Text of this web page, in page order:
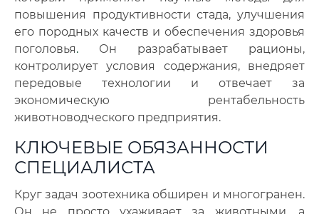
повышения продуктивности стада, улучшения
его породных качеств и обеспечения здоровья
поголовья. Он разрабатывает рационы,
контролирует условия содержания, внедряет
передовые технологии и отвечает за
экономическую рентабельность
животноводческого предприятия.
КЛЮЧЕВЫЕ ОБЯЗАННОСТИ
СПЕЦИАЛИСТА
Круг задач зоотехника обширен и многогранен.